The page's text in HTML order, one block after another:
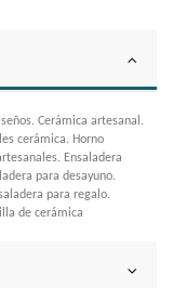
Cerámica artesanal.
cerámica. Horno
Ensaladera
para desayuno.
para regalo.
de cerámica